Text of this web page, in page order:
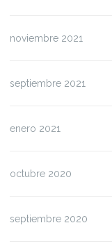
noviembre 2021
septiembre 2021
enero 2021
octubre 2020
septiembre 2020